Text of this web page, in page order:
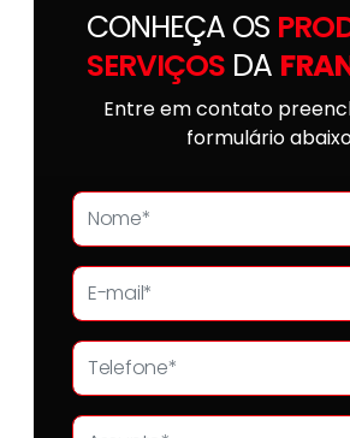
CONHEÇA OS
SERVIÇOS DA
Entre em contato
formulário